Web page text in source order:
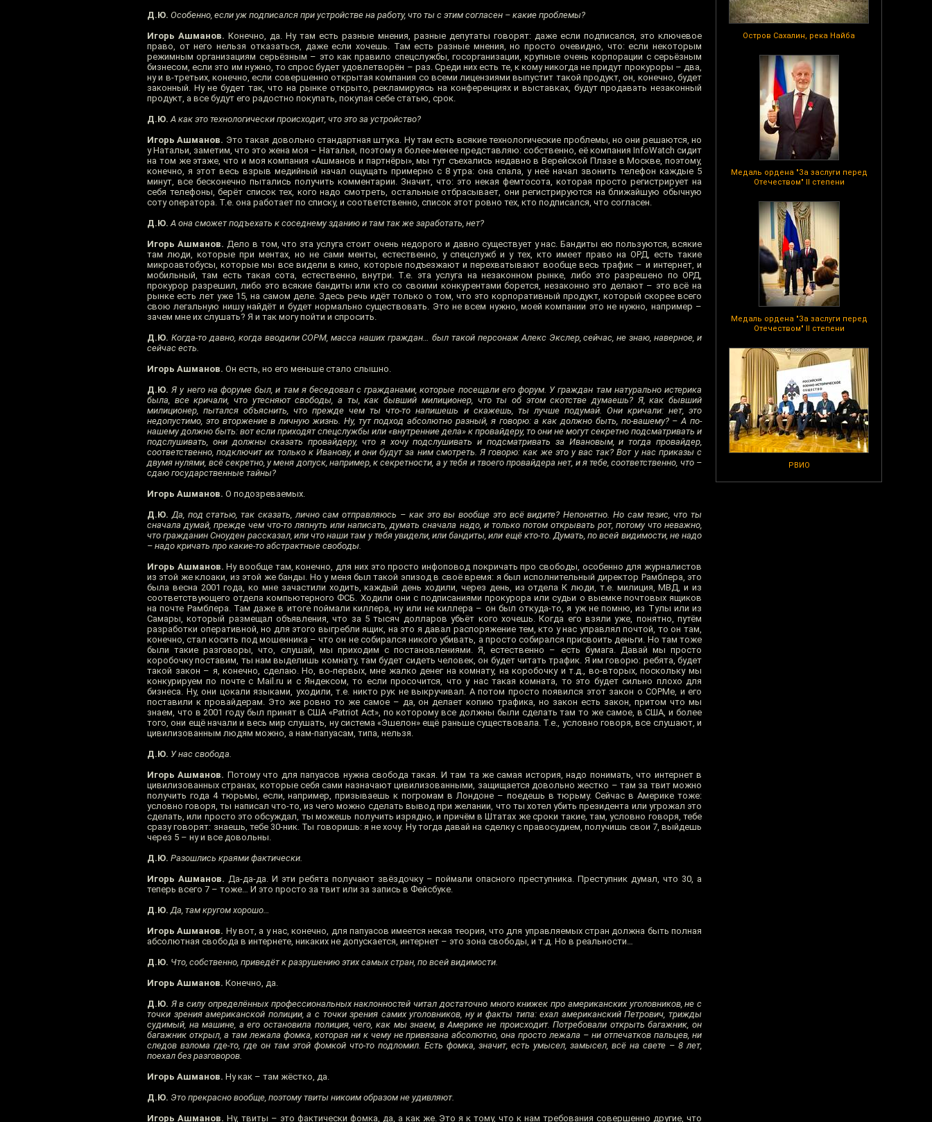
Остров Сахалин, река Найба
Медаль ордена "За заслуги перед
Отечеством" II степени
Медаль ордена "За заслуги перед
Отечеством" II степени
РВИО
Д.Ю. Особенно, если уж подписался при устройстве на работу, что ты с этим согласен – какие проблемы?
Игорь Ашманов. Конечно, да. Ну там есть разные мнения, разные депутаты говорят: даже если подписался, это ключевое
право, от него нельзя отказаться, даже если хочешь. Там есть разные мнения, но просто очевидно, что: если некоторым
режимным организациям серьёзным – это как правило спецслужбы, госорганизации, крупные очень корпорации с серьёзным
бизнесом, если это им нужно, то спрос будет удовлетворён – раз. Среди них есть те, к кому никогда не придут прокуроры – два,
ну и в-третьих, конечно, если совершенно открытая компания со всеми лицензиями выпустит такой продукт, он, конечно, будет
законный. Ну не будет так, что на рынке открыто, рекламируясь на конференциях и выставках, будут продавать незаконный
продукт, а все будут его радостно покупать, покупая себе статью, срок.
Д.Ю. А как это технологически происходит, что это за устройство?
Игорь Ашманов. Это такая довольно стандартная штука. Ну там есть всякие технологические проблемы, но они решаются, но
у Натальи, заметим, что это жена моя – Наталья, поэтому я более-менее представляю: собственно, её компания InfoWatch сидит
на том же этаже, что и моя компания «Ашманов и партнёры», мы тут съехались недавно в Верейской Плазе в Москве, поэтому,
конечно, я этот весь взрыв медийный начал ощущать примерно с 8 утра: она спала, у неё начал звонить телефон каждые 5
минут, все бесконечно пытались получить комментарии. Значит, что: это некая фемтосота, которая просто регистрирует на
себя телефоны, берёт список тех, кого надо смотреть, остальные отбрасывает, они регистрируются на ближайшую обычную
соту оператора. Т.е. она работает по списку, и соответственно, список этот ровно тех, кто подписался, что согласен.
Д.Ю. А она сможет подъехать к соседнему зданию и там так же заработать, нет?
Игорь Ашманов. Дело в том, что эта услуга стоит очень недорого и давно существует у нас. Бандиты ею пользуются, всякие
там люди, которые при ментах, но не сами менты, естественно, у спецслужб и у тех, кто имеет право на ОРД, есть такие
микроавтобусы, которые мы все видели в кино, которые подъезжают и перехватывают вообще весь трафик – и интернет, и
мобильный, там есть такая сота, естественно, внутри. Т.е. эта услуга на незаконном рынке, либо это разрешено по ОРД,
прокурор разрешил, либо это всякие бандиты или кто со своими конкурентами борется, незаконно это делают – это всё на
рынке есть лет уже 15, на самом деле. Здесь речь идёт только о том, что это корпоративный продукт, который скорее всего
свою легальную нишу найдёт и будет нормально существовать. Это не всем нужно, моей компании это не нужно, например –
зачем мне их слушать? Я и так могу пойти и спросить.
Д.Ю. Когда-то давно, когда вводили СОРМ, масса наших граждан… был такой персонаж Алекс Экслер, сейчас, не знаю, наверное, и
сейчас есть.
Игорь Ашманов. Он есть, но его меньше стало слышно.
Д.Ю. Я у него на форуме был, и там я беседовал с гражданами, которые посещали его форум. У граждан там натурально истерика
была, все кричали, что утесняют свободы, а ты, как бывший милиционер, что ты об этом скотстве думаешь? Я, как бывший
милиционер, пытался объяснить, что прежде чем ты что-то напишешь и скажешь, ты лучше подумай. Они кричали: нет, это
недопустимо, это вторжение в личную жизнь. Ну, тут подход абсолютно разный, я говорю: а как должно быть, по-вашему? – А по-
нашему должно быть: вот если приходят спецслужбы или «внутренние дела» к провайдеру, то они не могут секретно подсматривать и
подслушивать, они должны сказать провайдеру, что я хочу подслушивать и подсматривать за Ивановым, и тогда провайдер,
соответственно, подключит их только к Иванову, и они будут за ним смотреть. Я говорю: как же это у вас так? Вот у нас приказы с
двумя нулями, всё секретно, у меня допуск, например, к секретности, а у тебя и твоего провайдера нет, и я тебе, соответственно, что –
сдаю государственные тайны?
Игорь Ашманов. О подозреваемых.
Д.Ю. Да, под статью, так сказать, лично сам отправляюсь – как это вы вообще это всё видите? Непонятно. Но сам тезис, что ты
сначала думай, прежде чем что-то ляпнуть или написать, думать сначала надо, и только потом открывать рот, потому что неважно,
что гражданин Сноуден рассказал, или что наши там у тебя увидели, или бандиты, или ещё кто-то. Думать, по всей видимости, не надо
– надо кричать про какие-то абстрактные свободы.
Игорь Ашманов. Ну вообще там, конечно, для них это просто инфоповод покричать про свободы, особенно для журналистов
из этой же клоаки, из этой же банды. Но у меня был такой эпизод в своё время: я был исполнительный директор Рамблера, это
была весна 2001 года, ко мне зачастили ходить, каждый день ходили, через день, из отдела К люди, т.е. милиция, МВД, и из
соответствующего отдела компьютерного ФСБ. Ходили они с подписаниями прокурора или судьи о выемке почтовых ящиков
на почте Рамблера. Там даже в итоге поймали киллера, ну или не киллера – он был откуда-то, я уж не помню, из Тулы или из
Самары, который размещал объявления, что за 5 тысяч долларов убьёт кого хочешь. Когда его взяли уже, понятно, путём
разработки оперативной, но для этого выгребли ящик, на это я давал распоряжение тем, кто у нас управлял почтой, то он там,
конечно, стал косить под мошенника – что он не собирался никого убивать, а просто собирался присвоить деньги. Но там тоже
были такие разговоры, что, слушай, мы приходим с постановлениями. Я, естественно – есть бумага. Давай мы просто
коробочку поставим, ты нам выделишь комнату, там будет сидеть человек, он будет читать трафик. Я им говорю: ребята, будет
такой закон – я, конечно, сделаю. Но, во-первых, мне жалко денег на комнату, на коробочку и т.д., во-вторых, поскольку мы
конкурируем по почте с Mail.ru и с Яндексом, то если просочится, что у нас такая комната, то это будет сильно плохо для
бизнеса. Ну, они цокали языками, уходили, т.е. никто рук не выкручивал. А потом просто появился этот закон о СОРМе, и его
поставили к провайдерам. Это же ровно то же самое – да, он делает копию трафика, но закон есть закон, притом что мы
знаем, что в 2001 году был принят в США «Patriot Act», по которому все должны были сделать там то же самое, в США, и более
того, они ещё начали и весь мир слушать, ну система «Эшелон» ещё раньше существовала. Т.е., условно говоря, все слушают, и
цивилизованным людям можно, а нам-папуасам, типа, нельзя.
Д.Ю. У нас свобода.
Игорь Ашманов. Потому что для папуасов нужна свобода такая. И там та же самая история, надо понимать, что интернет в
цивилизованных странах, которые себя сами назначают цивилизованными, защищается довольно жестко – там за твит можно
получить года 4 тюрьмы, если, например, призываешь к погромам в Лондоне – поедешь в тюрьму. Сейчас в Америке тоже:
условно говоря, ты написал что-то, из чего можно сделать вывод при желании, что ты хотел убить президента или угрожал это
сделать, или просто это обсуждал, ты можешь получить изрядно, и причём в Штатах же сроки такие, там, условно говоря, тебе
сразу говорят: знаешь, тебе 30-ник. Ты говоришь: я не хочу. Ну тогда давай на сделку с правосудием, получишь свои 7, выйдешь
через 5 – ну и все довольны.
Д.Ю. Разошлись краями фактически.
Игорь Ашманов. Да-да-да. И эти ребята получают звёздочку – поймали опасного преступника. Преступник думал, что 30, а
теперь всего 7 – тоже… И это просто за твит или за запись в Фейсбуке.
Д.Ю. Да, там кругом хорошо…
Игорь Ашманов. Ну вот, а у нас, конечно, для папуасов имеется некая теория, что для управляемых стран должна быть полная
абсолютная свобода в интернете, никаких не допускается, интернет – это зона свободы, и т.д. Но в реальности…
Д.Ю. Что, собственно, приведёт к разрушению этих самых стран, по всей видимости.
Игорь Ашманов. Конечно, да.
Д.Ю. Я в силу определённых профессиональных наклонностей читал достаточно много книжек про американских уголовников, не с
точки зрения американской полиции, а с точки зрения самих уголовников, ну и факты типа: ехал американский Петрович, трижды
судимый, на машине, а его остановила полиция, чего, как мы знаем, в Америке не происходит. Потребовали открыть багажник, он
багажник открыл, а там лежала фомка, которая ни к чему не привязана абсолютно, она просто лежала – ни отпечатков пальцев, ни
следов взлома где-то, где он там этой фомкой что-то подломил. Есть фомка, значит, есть умысел, замысел, всё на свете – 8 лет,
поехал без разговоров.
Игорь Ашманов. Ну как – там жёстко, да.
Д.Ю. Это прекрасно вообще, поэтому твиты никоим образом не удивляют.
Игорь Ашманов. Ну, твиты – это фактически фомка, да, а как же. Это я к тому, что к нам требования совершенно другие, что